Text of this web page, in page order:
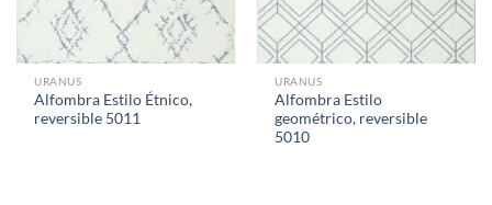
URANUS
Alfombra Estilo Étnico,
reversible 5011
URANUS
Alfombra Estilo
geométrico, reversible
5010